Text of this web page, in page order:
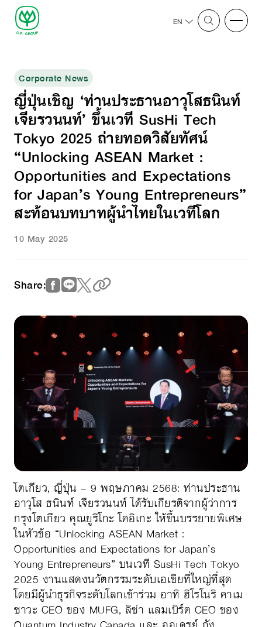
EN
Corporate News
ญี่ปุ่นเชิญ ‘ท่านประธานอาวุโสธนินท์
เจียรวนนท์’ ขึ้นเวที SusHi Tech
Tokyo 2025 ถ่ายทอดวิสัยทัศน์
“Unlocking ASEAN Market :
Opportunities and Expectations
for Japan’s Young Entrepreneurs”
สะท้อนบทบาทผู้นำไทยในเวทีโลก
10 May 2025
Share:
โตเกียว, ญี่ปุ่น – 9 พฤษภาคม 2568: ท่านประธาน
อาวุโส ธนินท์ เจียรวนนท์ ได้รับเกียรติจากผู้ว่าการ
กรุงโตเกียว คุณยูริโกะ โคอิเกะ ให้ขึ้นบรรยายพิเศษ
ในหัวข้อ “Unlocking ASEAN Market :
Opportunities and Expectations for Japan’s
Young Entrepreneurs” บนเวที SusHi Tech Tokyo
2025 งานแสดงนวัตกรรมระดับเอเชียที่ใหญ่ที่สุด
โดยมีผู้นำธุรกิจระดับโลกเข้าร่วม อาทิ ฮิโรโนริ คาเม
ซาวะ CEO ของ MUFG, ลิซ่า แลมเบิร์ต CEO ของ